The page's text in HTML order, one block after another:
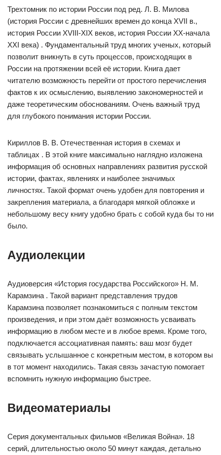
Трехтомник по истории России под ред. Л. В. Милова
(история России с древнейших времен до конца XVII в.,
история России XVIII-XIX веков, история России ХХ-начала
XXI века) . Фундаментальный труд многих ученых, который
позволит вникнуть в суть процессов, происходящих в
России на протяжении всей её истории. Книга дает
читателю возможность перейти от простого перечисления
фактов к их осмыслению, выявлению закономерностей и
даже теоретическим обоснованиям. Очень важный труд
для глубокого понимания истории России.
Кириллов В. В. Отечественная история в схемах и
таблицах . В этой книге максимально наглядно изложена
информация об основных направлениях развития русской
истории, фактах, явлениях и наиболее значимых
личностях. Такой формат очень удобен для повторения и
закрепления материала, а благодаря мягкой обложке и
небольшому весу книгу удобно брать с собой куда бы то ни
было.
Аудиолекции
Аудиоверсия «История государства Российского» Н. М.
Карамзина . Такой вариант представления трудов
Карамзина позволяет познакомиться с полным текстом
произведения, и при этом даёт возможность усваивать
информацию в любом месте и в любое время. Кроме того,
подключается ассоциативная память: ваш мозг будет
связывать услышанное с конкретным местом, в котором вы
в тот момент находились. Такая связь зачастую помогает
вспомнить нужную информацию быстрее.
Видеоматериалы
Серия документальных фильмов «Великая Война». 18
серий, длительностью около 50 минут каждая, детально